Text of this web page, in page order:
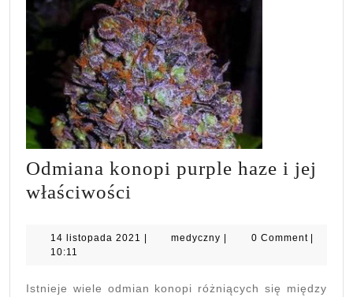
Odmiana konopi purple haze i jej
właściwości
purple
i
14 listopada 2021
14
| medyczny medyczny
| 0 Comment |
10:11
Istnieje wiele odmian konopi różniących się między